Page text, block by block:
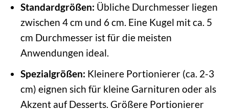
Standardgrößen: Übliche Durchmesser liegen
zwischen 4 cm und 6 cm. Eine Kugel mit ca. 5
cm Durchmesser ist für die meisten
Anwendungen ideal.
Spezialgrößen: Kleinere Portionierer (ca. 2-3
cm) eignen sich für kleine Garnituren oder als
Akzent auf Desserts. Größere Portionierer